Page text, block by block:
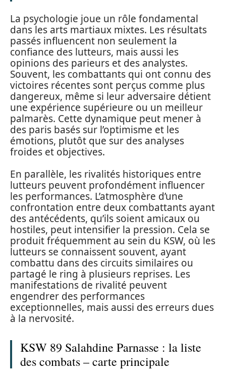
La psychologie joue un rôle fondamental
dans les arts martiaux mixtes. Les résultats
passés influencent non seulement la
confiance des lutteurs, mais aussi les
opinions des parieurs et des analystes.
Souvent, les combattants qui ont connu des
victoires récentes sont perçus comme plus
dangereux, même si leur adversaire détient
une expérience supérieure ou un meilleur
palmarès. Cette dynamique peut mener à
des paris basés sur l’optimisme et les
émotions, plutôt que sur des analyses
froides et objectives.
En parallèle, les rivalités historiques entre
lutteurs peuvent profondément influencer
les performances. L’atmosphère d’une
confrontation entre deux combattants ayant
des antécédents, qu’ils soient amicaux ou
hostiles, peut intensifier la pression. Cela se
produit fréquemment au sein du KSW, où les
lutteurs se connaissent souvent, ayant
combattu dans des circuits similaires ou
partagé le ring à plusieurs reprises. Les
manifestations de rivalité peuvent
engendrer des performances
exceptionnelles, mais aussi des erreurs dues
à la nervosité.
KSW 89 Salahdine Parnasse : la liste
des combats – carte principale